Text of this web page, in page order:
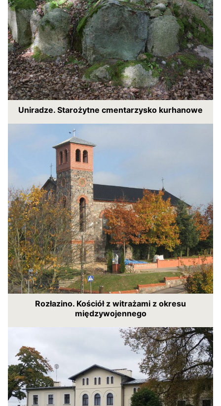
Uniradze. Starożytne cmentarzysko kurhanowe
Rozłazino. Kościół z witrażami z okresu
międzywojennego